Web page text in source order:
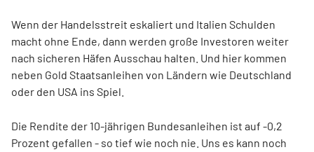
Wenn der Handelsstreit eskaliert und Italien Schulden
macht ohne Ende, dann werden große Investoren weiter
nach sicheren Häfen Ausschau halten. Und hier kommen
neben Gold Staatsanleihen von Ländern wie Deutschland
oder den USA ins Spiel.
Die Rendite der 10-jährigen Bundesanleihen ist auf -0,2
Prozent gefallen - so tief wie noch nie. Uns es kann noch